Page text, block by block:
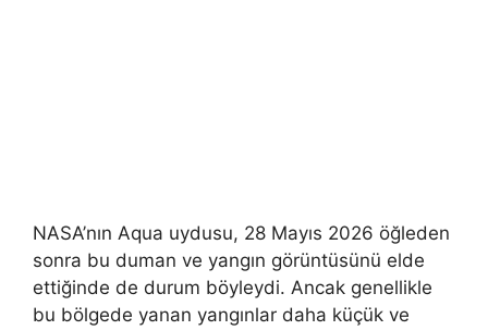
NASA’nın Aqua uydusu, 28 Mayıs 2026 öğleden
sonra bu duman ve yangın görüntüsünü elde
ettiğinde de durum böyleydi. Ancak genellikle
bu bölgede yanan yangınlar daha küçük ve